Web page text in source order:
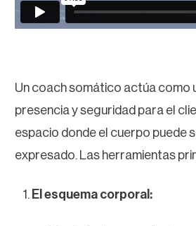
Un coach somático actúa como
presencia y seguridad para el
espacio donde el cuerpo puede
expresado. Las herramientas
El esquema corporal: